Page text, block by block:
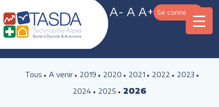
A- A A+ Se connecter
Tous A venir 2019 2020 2021 2022
2023
2024
2025 2026